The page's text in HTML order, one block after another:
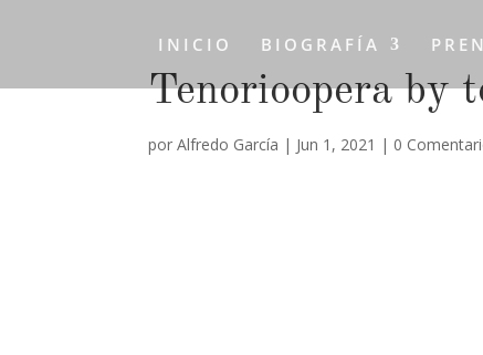
INICIO BIOGRAFÍA
Tenorioopera by
porAlfredo García | Jun 1, 2021 | 0